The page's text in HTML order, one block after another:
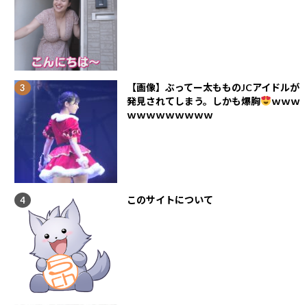
【画像】ぶってー太もものJCアイドルが
発見されてしまう。しかも爆胸
ｗｗｗ
ｗｗｗｗｗｗｗｗｗ
このサイトについて